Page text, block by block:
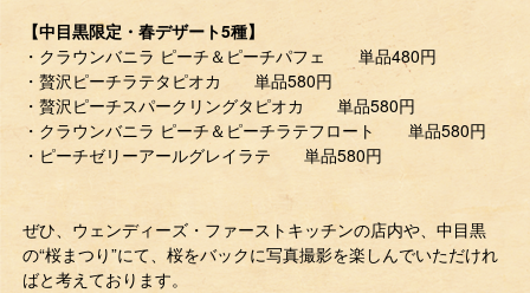
【中目黒限定・春デザート5種】
・クラウンバニラ ピーチ＆ピーチパフェ 単品480円
・贅沢ピーチラテタピオカ 単品580円
・贅沢ピーチスパークリングタピオカ 単品580円
・クラウンバニラ ピーチ＆ピーチラテフロート 単品580円
・ピーチゼリーアールグレイラテ 単品580円
ぜひ、ウェンディーズ・ファーストキッチンの店内や、中目黒
の“桜まつり”にて、桜をバックに写真撮影を楽しんでいただけれ
ばと考えております。